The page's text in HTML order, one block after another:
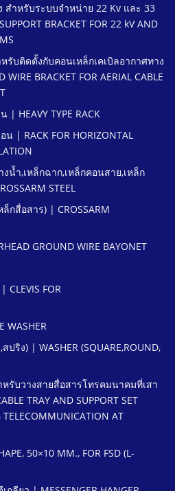
สําหรับระบบจําหน่าย 22 Kv และ 33
BRACKET FOR 22 kV AND
บติดตั้งกับคอนเหล็กเคเบิลอากาศทาง
BRACKET FOR AERIAL CABLE
HEAVY TYPE RACK
| RACK FOR HORIZONTAL
งนํ้า,เหล็กฉาก,เหล็กคอนสาย,เหล็ก
STEEL
กสื่อสาร) | CROSSARM
GROUND WIRE BAYONET
FOR
WASHER
ริง) | WASHER (SQUARE,ROUND,
รับวางสายสื่อสารโทรคมนาคมที่เสา
TRAY AND SUPPORT SET
TELECOMMUNICATION AT
50×10 MM., FOR FSD (L-